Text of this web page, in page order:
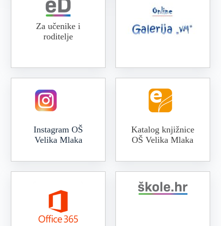
Za učenike i
roditelje
Instagram OŠ
Velika Mlaka
Katalog knjižnice
OŠ Velika Mlaka